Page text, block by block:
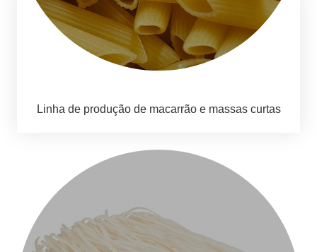
Linha de produção de macarrão e massas curtas